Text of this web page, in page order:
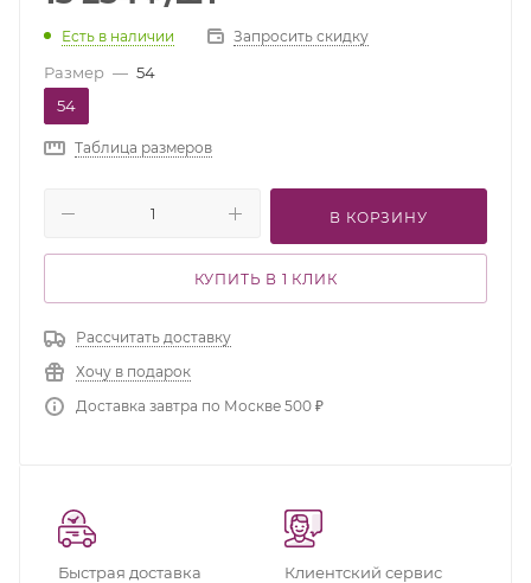
Есть в наличии Запросить скидку
Размер — 54
54
Таблица размеров
В КОРЗИНУ
КУПИТЬ В 1 КЛИК
Рассчитать доставку
Хочу в подарок
Доставка завтра по Москве 500 ₽
Быстрая доставка Клиентский сервис